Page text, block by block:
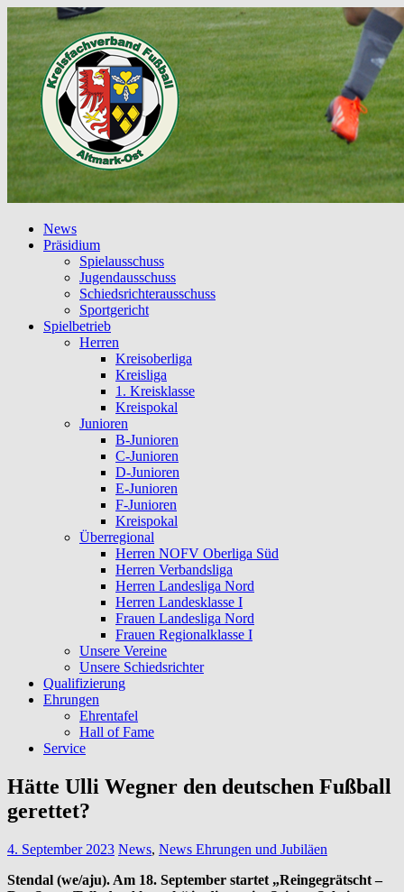
News
Präsidium
Spielausschuss
Jugendausschuss
Schiedsrichterausschuss
Sportgericht
Spielbetrieb
Herren
Kreisoberliga
Kreisliga
1. Kreisklasse
Kreispokal
Junioren
B-Junioren
C-Junioren
D-Junioren
E-Junioren
F-Junioren
Kreispokal
Überregional
Herren NOFV Oberliga Süd
Herren Verbandsliga
Herren Landesliga Nord
Herren Landesklasse I
Frauen Landesliga Nord
Frauen Regionalklasse I
Unsere Vereine
Unsere Schiedsrichter
Qualifizierung
Ehrungen
Ehrentafel
Hall of Fame
Service
Hätte Ulli Wegner den deutschen Fußball
gerettet?
4. September 2023 News, News Ehrungen und Jubiläen
Stendal (we/aju). Am 18. September startet „Reingegrätscht –